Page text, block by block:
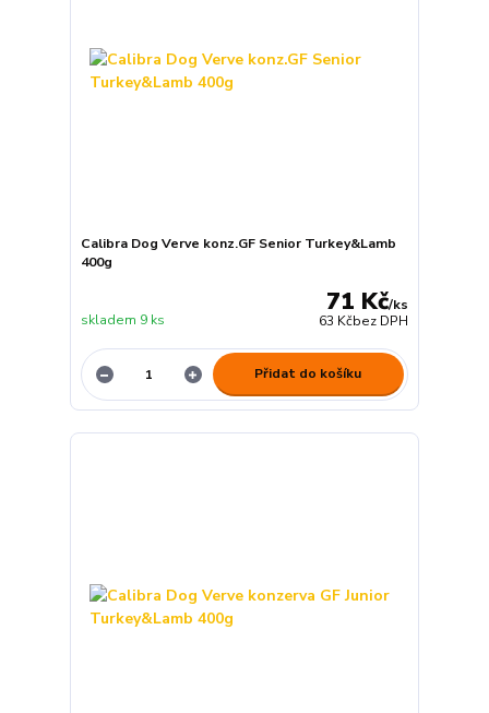
Calibra Dog Verve konz.GF Senior Turkey&Lamb
400g
71 Kč/ks
63 Kčbez DPH
skladem 9 ks
Přidat do košíku